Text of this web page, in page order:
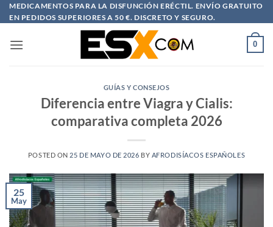
Saltar
al
MEDICAMENTOS PARA LA DISFUNCIÓN ERÉCTIL. ENVÍO GRATUITO
EN PEDIDOS SUPERIORES A 50 €. DISCRETO Y SEGURO.
0
GUÍAS Y CONSEJOS
Diferencia entre Viagra y Cialis:
comparativa completa 2026
POSTED ON 25 DE MAYO DE 2026 BY AFRODISÍACOS ESPAÑOLES
25
May